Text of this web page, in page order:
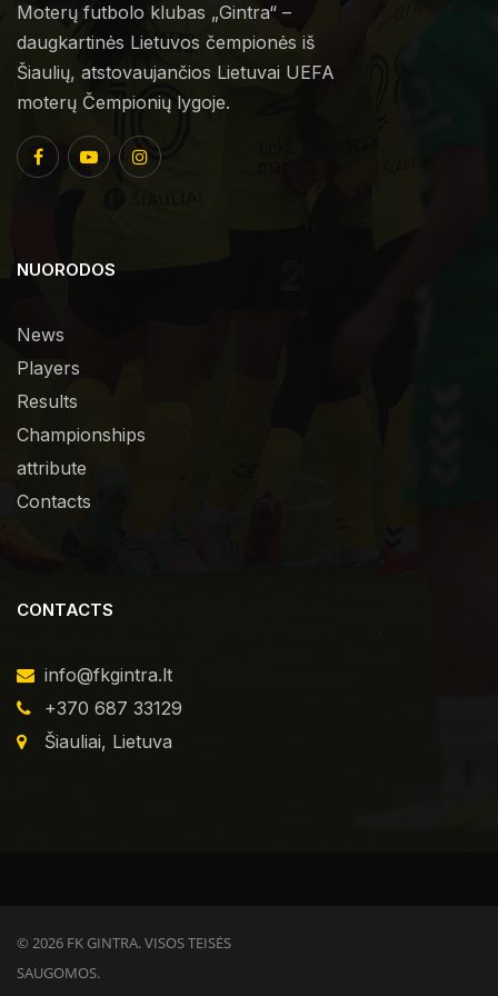
Moterų futbolo klubas „Gintra“ –
daugkartinės Lietuvos čempionės iš
Šiaulių, atstovaujančios Lietuvai UEFA
moterų Čempionių lygoje.
NUORODOS
News
Players
Results
Championships
attribute
Contacts
CONTACTS
info@fkgintra.lt
+370 687 33129
Šiauliai, Lietuva